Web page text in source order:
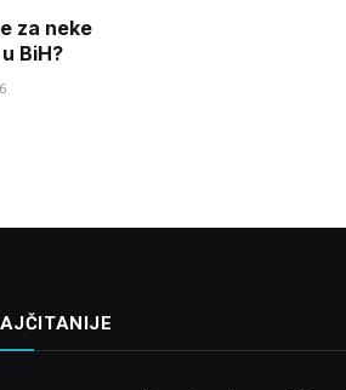
za neke
BiH?